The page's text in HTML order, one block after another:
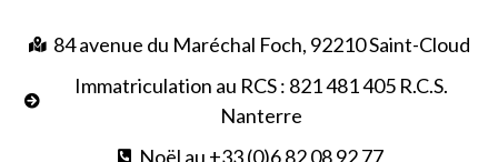
84 avenue du Maréchal Foch, 92210 Saint-Cloud
Immatriculation au RCS : 821 481 405 R.C.S.
Nanterre
Noël au +33 (0)6 82 08 92 77